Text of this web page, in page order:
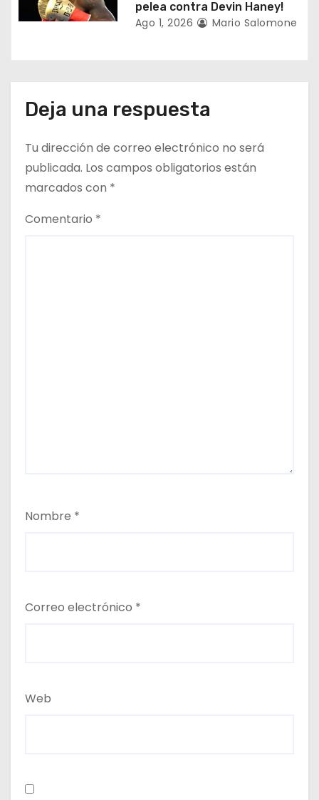
pelea contra Devin Haney!
Ago 1, 2026 Mario Salomone
Deja una respuesta
Tu dirección de correo electrónico no será
publicada. Los campos obligatorios están
marcados con *
Comentario *
Nombre *
Correo electrónico *
Web